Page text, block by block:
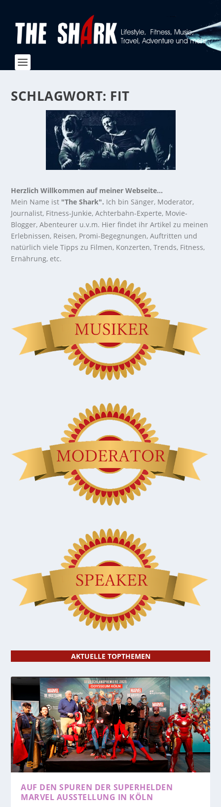
SCHLAGWORT: FIT
Herzlich Willkommen auf meiner Webseite...
Mein Name ist "The Shark". Ich bin Sänger, Moderator,
Journalist, Fitness-Junkie, Achterbahn-Experte, Movie-
Blogger, Abenteurer u.v.m. Hier findet ihr Artikel zu meinen
Erlebnissen, Reisen, Promi-Begegnungen, Auftritten und
natürlich viele Tipps zu Filmen, Konzerten, Trends, Fitness,
Ernährung, etc.
AKTUELLE TOPTHEMEN
AUF DEN SPUREN DER SUPERHELDEN
MARVEL AUSSTELLUNG IN KÖLN